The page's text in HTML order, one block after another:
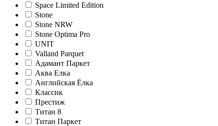
Space Limited Edition
Stone
Stone NRW
Stone Optima Pro
UNIT
Valland Parquet
Адамант Паркет
Аква Елка
Английская Ёлка
Классик
Престиж
Титан 8
Титан Паркет